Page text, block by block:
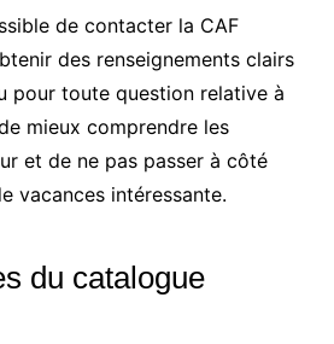
de contacter la CAF
des renseignements clairs
pour toute question relative à
mieux comprendre les
et de ne pas passer à côté
vacances intéressante.
du catalogue